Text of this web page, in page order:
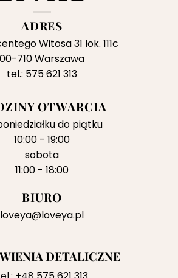
ADRES
Witosa 31 lok. 111c
00-710 Warszawa
tel.: 575 621 313
OTWARCIA
do piątku
10:00 - 19:00
sobota
11:00 - 18:00
BIURO
loveya@loveya.pl
DETALICZNE